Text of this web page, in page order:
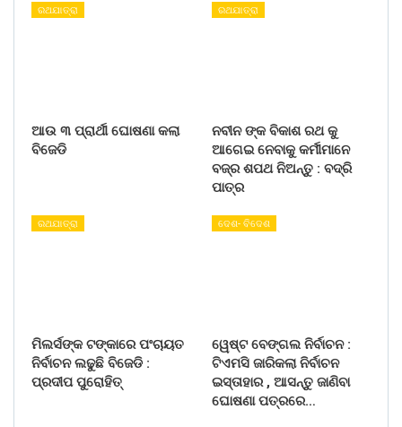
ରଥଯାତ୍ରା
ଆଉ ୩ ପ୍ରାର୍ଥୀ ଘୋଷଣା କଲା
ବିଜେଡି
ରଥଯାତ୍ରା
ନବୀନ ଙ୍କ ବିକାଶ ରଥ କୁ
ଆଗେଇ ନେବାକୁ କର୍ମୀମାନେ
ବଜ୍ର ଶପଥ ନିଅନ୍ତୁ : ବଦ୍ରି
ପାତ୍ର
ରଥଯାତ୍ରା
ମିଲର୍ସଙ୍କ ଟଙ୍କାରେ ପଂଚାୟତ
ନିର୍ବାଚନ ଲଢୁଛି ବିଜେଡି :
ପ୍ରଦୀପ ପୁରୋହିତ୍
ଦେଶ- ବିଦେଶ
ୱେଷ୍ଟ ବେଙ୍ଗଲ ନିର୍ବାଚନ :
ଟିଏମସି ଜାରିକଲା ନିର୍ବାଚନ
ଇସ୍ତାହାର , ଆସନ୍ତୁ ଜାଣିବା
ଘୋଷଣା ପତ୍ରରେ…